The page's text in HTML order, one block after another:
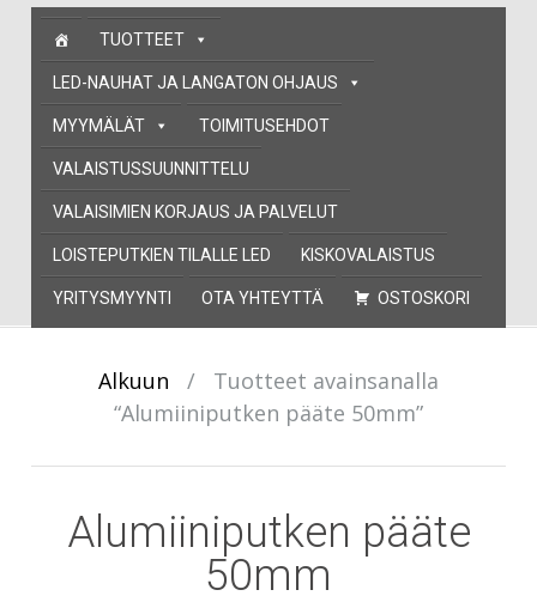
Skip
content
TUOTTEET
LED-NAUHAT JA LANGATON OHJAUS
MYYMÄLÄT TOIMITUSEHDOT
VALAISTUSSUUNNITTELU
VALAISIMIEN KORJAUS JA PALVELUT
LOISTEPUTKIEN TILALLE LED KISKOVALAISTUS
YRITYSMYYNTI OTA YHTEYTTÄ OSTOSKORI
Alkuun /
Tuotteet avainsanalla
“Alumiiniputken pääte 50mm”
Alumiiniputken pääte
50mm